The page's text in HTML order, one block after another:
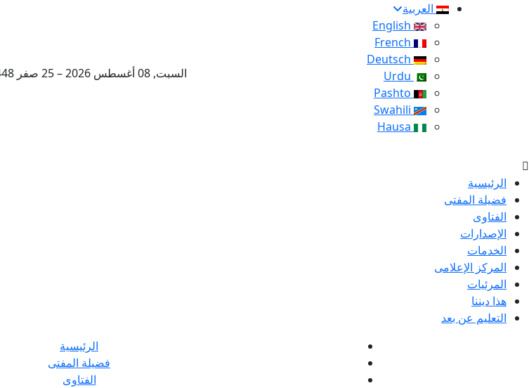
العربية
السبت, 08 أغسطس 2026 – 25 صفر 1448 هـ
الرئيسية
فضيلة المفتى
الفتاوى
الإصدارات
الخدمات
المركز الإعلامى
المرئيات
هذا ديننا
التعليم عن بعد
الرئيسية
فضيلة المفتى
الفتاوى